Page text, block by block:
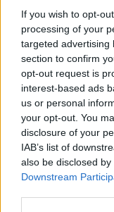
If you wish to opt-
processing of your
targeted advertising
section to confirm
opt-out request is
interest-based ads
us or personal
your opt-out. You
disclosure of your
IAB’s list of
also be disclosed
Downstream
Ροή
Ιστορικό